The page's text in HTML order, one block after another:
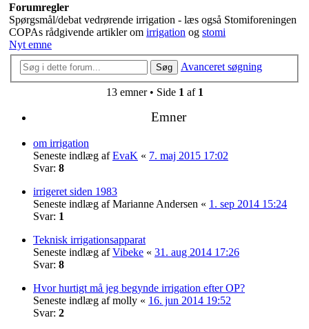
Forumregler
Spørgsmål/debat vedrørende irrigation - læs også Stomiforeningen
COPAs rådgivende artikler om irrigation og stomi
Nyt emne
Søg Avanceret søgning
13 emner • Side 1 af 1
Emner
om irrigation
Seneste indlæg afEvaK « 7. maj 2015 17:02
Svar: 8
irrigeret siden 1983
Seneste indlæg afMarianne Andersen « 1. sep 2014 15:24
Svar: 1
Teknisk irrigationsapparat
Seneste indlæg afVibeke « 31. aug 2014 17:26
Svar: 8
Hvor hurtigt må jeg begynde irrigation efter OP?
Seneste indlæg afmolly « 16. jun 2014 19:52
Svar: 2